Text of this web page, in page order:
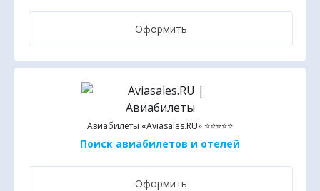
Оформить
Авиабилеты «Aviasales.RU» ⭐⭐⭐⭐⭐
Поиск авиабилетов и отелей
Оформить